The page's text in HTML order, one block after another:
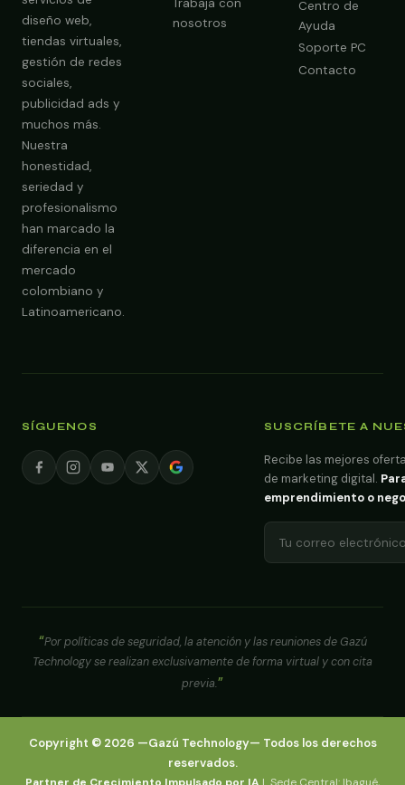
diseño web,
tiendas virtuales,
gestión de redes
sociales,
publicidad ads y
muchos más.
Nuestra
honestidad,
seriedad y
profesionalismo
han marcado la
diferencia en el
mercado
colombiano y
Latinoamericano.
Trabaja con
nosotros
Centro de
Ayuda
Soporte PC
Contacto
SÍGUENOS SUSCRÍBETE A
Recibe las mejores
de marketing digital.
emprendimiento o
Por políticas de seguridad, la atención y las reuniones de Gazú
Technology se realizan exclusivamente de forma virtual y con cita
previa.
Copyright © 2026 —Gazú Technology— Todos los derechos
reservados.